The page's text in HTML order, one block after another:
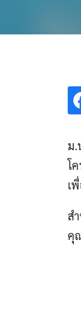
ม.
โ
เ
ส
คุ